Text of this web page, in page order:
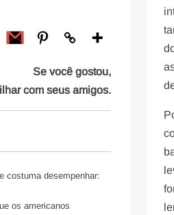
Se você gostou,
com seus amigos.
costuma desempenhar:
os americanos